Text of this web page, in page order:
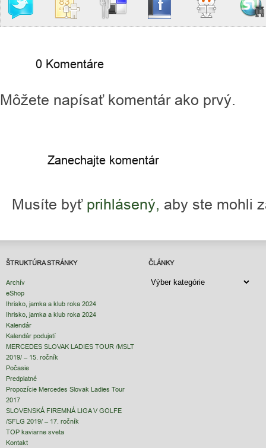
0 Komentáre
Môžete napísať komentár ako prvý.
Zanechajte komentár
Musíte byť prihlásený, aby ste mohli
ŠTRUKTÚRA STRÁNKY
Archív
eShop
Ihrisko, jamka a klub roka 2024
Ihrisko, jamka a klub roka 2024
Kalendár
Kalendár podujatí
MERCEDES SLOVAK LADIES TOUR /MSLT
2019/ – 15. ročník
Počasie
Predplatné
Propozície Mercedes Slovak Ladies Tour
2017
SLOVENSKÁ FIREMNÁ LIGA V GOLFE
/SFLG 2019/ – 17. ročník
TOP kaviarne sveta
Kontakt
ČLÁNKY
ČLÁNKY